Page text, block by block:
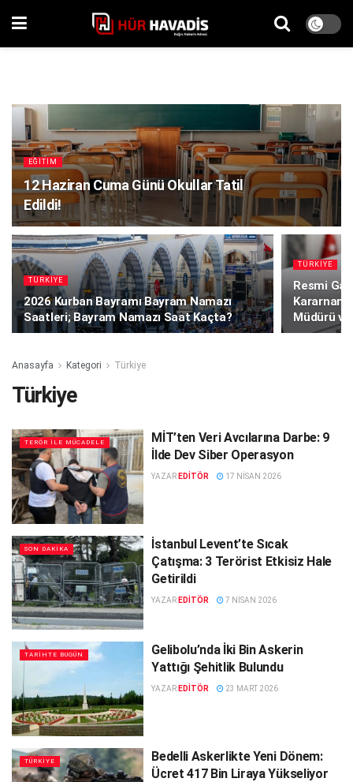
EĞITIM
12 Haziran Cuma Günü Okullar Tatil
Edildi!
TÜRKIYE
2026 Kurban Bayramı Bayram Namazı
Saatleri; Bayram Namazı Saat Kaçta?
TÜRKIYE
Resmi
Müdürü
Anasayfa Kategori Türkiye
Türkiye
TERÖR İLE MÜCADELE
MİT’ten Veri Avcılarına Darbe: 9
İlde Dev Siber Operasyon
YAZAR EDITÖR 17 NISAN 2026
SON DAKIKA
İstanbul Levent’te Sıcak
Çatışma: 3 Terörist Etkisiz Hale
Getirildi
YAZAR EDITÖR 7 NISAN 2026
TARIHTE BUGÜN
Gelibolu’nda İki Bin Askerin
Yattığı Şehitlik Bulundu
YAZAR EDITÖR 23 MART 2026
TÜRKIYE
Bedelli Askerlikte Yeni Dönem:
Ücret 417 Bin Liraya Yükseliyor